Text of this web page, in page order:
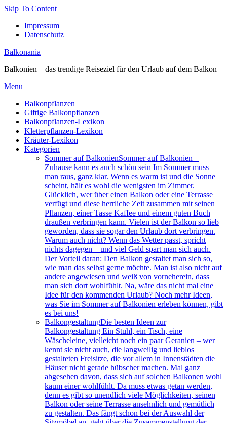
Skip To Content
Impressum
Datenschutz
Balkonania
Balkonien – das trendige Reiseziel für den Urlaub auf dem Balkon
Menu
Balkonpflanzen
Giftige Balkonpflanzen
Balkonpflanzen-Lexikon
Kletterpflanzen-Lexikon
Kräuter-Lexikon
Kategorien
Sommer auf BalkonienSommer auf Balkonien –
Zuhause kann es auch schön sein Im Sommer muss
man raus, ganz klar. Wenn es warm ist und die Sonne
scheint, hält es wohl die wenigsten im Zimmer.
Glücklich, wer über einen Balkon oder eine Terrasse
verfügt und diese herrliche Zeit zusammen mit seinen
Pflanzen, einer Tasse Kaffee und einem guten Buch
draußen verbringen kann. Vielen ist der Balkon so lieb
geworden, dass sie sogar den Urlaub dort verbringen.
Warum auch nicht? Wenn das Wetter passt, spricht
nichts dagegen – und viel Geld spart man sich auch.
Der Vorteil daran: Den Balkon gestaltet man sich so,
wie man das selbst gerne möchte. Man ist also nicht auf
andere angewiesen und weiß von vorneherein, dass
man sich dort wohlfühlt. Na, wäre das nicht mal eine
Idee für den kommenden Urlaub? Noch mehr Ideen,
was Sie im Sommer auf Balkonien erleben können, gibt
es bei uns!
BalkongestaltungDie besten Ideen zur
Balkongestaltung Ein Stuhl, ein Tisch, eine
Wäscheleine, vielleicht noch ein paar Geranien – wer
kennt sie nicht auch, die langweilig und lieblos
gestalteten Freisitze, die vor allem in Innenstädten die
Häuser nicht gerade hübscher machen. Mal ganz
abgesehen davon, dass sich auf solchen Balkonen wohl
kaum einer wohlfühlt. Da muss etwas getan werden,
denn es gibt so unendlich viele Möglichkeiten, seinen
Balkon oder seine Terrasse ansehnlich und gemütlich
zu gestalten. Das fängt schon bei der Auswahl der